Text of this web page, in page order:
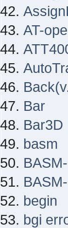
AT-
Bar
Bar3D
basm
begin
bgi